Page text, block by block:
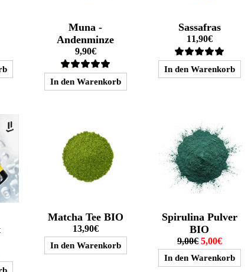
Muna -
Andenminze
9,90€
Sassafras
11,90€
Matcha Tee BIO
13,90€
Spirulina Pulver
BIO
9,00€ 5,00€